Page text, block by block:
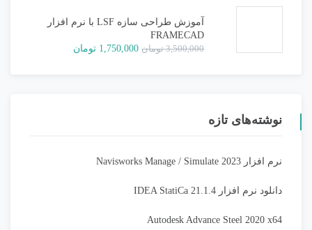
بود.
آموزش طراحی سازه LSF با نرم افزار
FRAMECAD
3,500,000 تومان قیمت
1,750,000 تومانقیمت
نوشته‌های تازه
نرم افزار Navisworks Manage / Simulate 2023
دانلود نرم افزار IDEA StatiCa 21.1.4
Autodesk Advance Steel 2020 x64